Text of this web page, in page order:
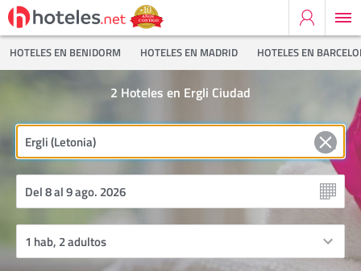
HOTELES EN BENIDORM HOTELES EN MADRID HOTELES EN
Hoteles en Ergli Ciudad
2